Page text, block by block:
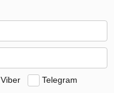
Viber Telegram